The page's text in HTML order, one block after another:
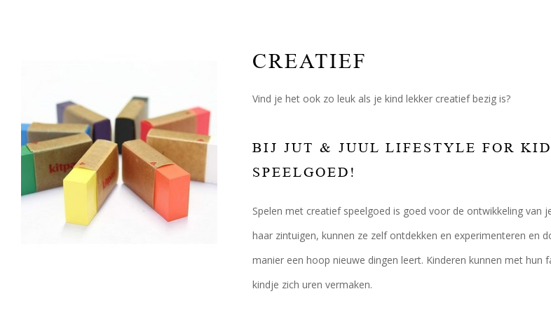
CREATIEF
Vind je het ook zo leuk als je kind lekker creatief bezig is?
BIJ JUT & JUUL LIFESTYLE FOR
SPEELGOED!
Spelen met creatief speelgoed is goed voor de ontwikkeling
haar zintuigen, kunnen ze zelf ontdekken en experimenteren en
manier een hoop nieuwe dingen leert. Kinderen kunnen met
kindje zich uren vermaken.